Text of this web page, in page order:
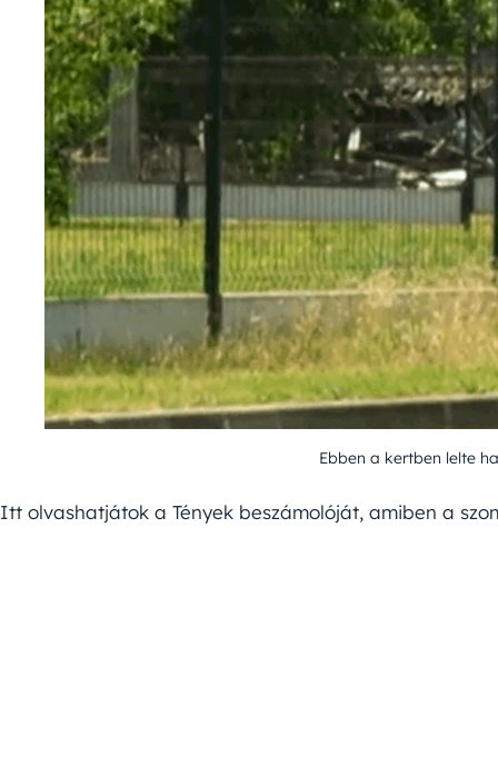
Ebben a kertben lelte
Itt olvashatjátok a Tények beszámolóját, amiben a